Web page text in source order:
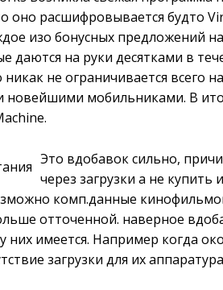
оно расшифровывается будто
изо бонусных предложений
даются на руки десятками в
никак не ограничивается
новейшими мобильниками. В
Это вдобавок сильно,
через загрузки а не
комп.данные
отточенной. наверное
них имеется. Например когда
загрузки для их